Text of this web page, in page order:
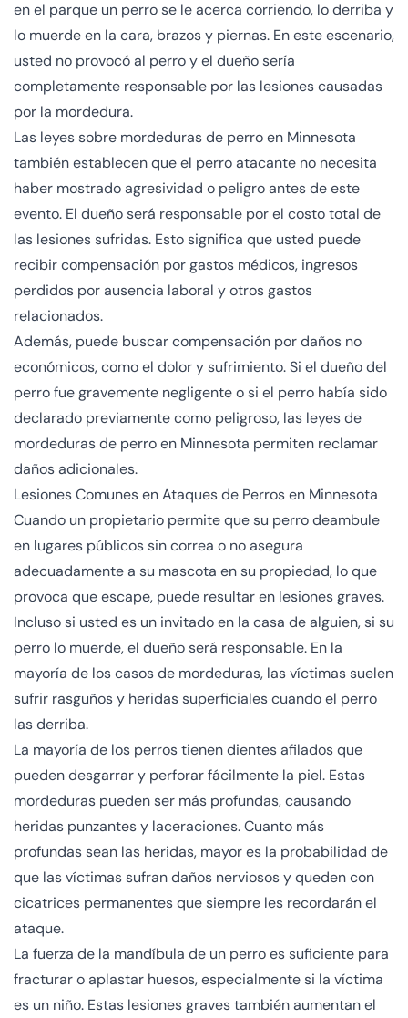
en el parque un perro se le acerca corriendo, lo derriba y
lo muerde en la cara, brazos y piernas. En este escenario,
usted no provocó al perro y el dueño sería
completamente responsable por las lesiones causadas
por la mordedura.
Las leyes sobre mordeduras de perro en Minnesota
también establecen que el perro atacante no necesita
haber mostrado agresividad o peligro antes de este
evento. El dueño será responsable por el costo total de
las lesiones sufridas. Esto significa que usted puede
recibir compensación por gastos médicos, ingresos
perdidos por ausencia laboral y otros gastos
relacionados.
Además, puede buscar compensación por daños no
económicos, como el dolor y sufrimiento. Si el dueño del
perro fue gravemente negligente o si el perro había sido
declarado previamente como peligroso, las leyes de
mordeduras de perro en Minnesota permiten reclamar
daños adicionales.
Lesiones Comunes en Ataques de Perros en Minnesota
Cuando un propietario permite que su perro deambule
en lugares públicos sin correa o no asegura
adecuadamente a su mascota en su propiedad, lo que
provoca que escape, puede resultar en lesiones graves.
Incluso si usted es un invitado en la casa de alguien, si su
perro lo muerde, el dueño será responsable. En la
mayoría de los casos de mordeduras, las víctimas suelen
sufrir rasguños y heridas superficiales cuando el perro
las derriba.
La mayoría de los perros tienen dientes afilados que
pueden desgarrar y perforar fácilmente la piel. Estas
mordeduras pueden ser más profundas, causando
heridas punzantes y laceraciones. Cuanto más
profundas sean las heridas, mayor es la probabilidad de
que las víctimas sufran daños nerviosos y queden con
cicatrices permanentes que siempre les recordarán el
ataque.
La fuerza de la mandíbula de un perro es suficiente para
fracturar o aplastar huesos, especialmente si la víctima
es un niño. Estas lesiones graves también aumentan el